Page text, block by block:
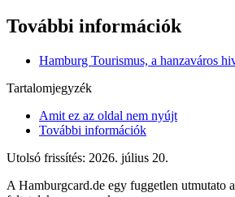
További információk
Hamburg Tourismus, a hanzaváros
Tartalomjegyzék
Amit ez az oldal nem nyújt
További információk
Utolsó frissítés: 2026. július 20.
A Hamburgcard.de egy fuggetlen utmutato